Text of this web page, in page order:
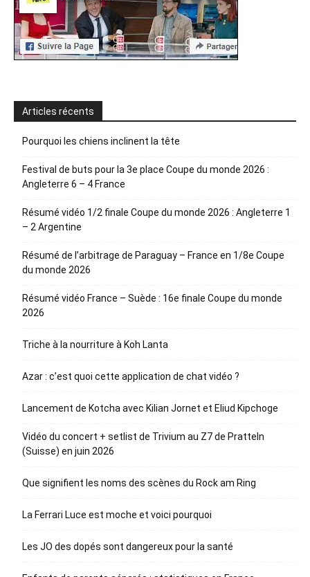
Articles récents
Pourquoi les chiens inclinent la tête
Festival de buts pour la 3e place Coupe du monde 2026 :
Angleterre 6 – 4 France
Résumé vidéo 1/2 finale Coupe du monde 2026 : Angleterre 1
– 2 Argentine
Résumé de l’arbitrage de Paraguay – France en 1/8e Coupe
du monde 2026
Résumé vidéo France – Suède : 16e finale Coupe du monde
2026
Triche à la nourriture à Koh Lanta
Azar : c’est quoi cette application de chat vidéo ?
Lancement de Kotcha avec Kilian Jornet et Eliud Kipchoge
Vidéo du concert + setlist de Trivium au Z7 de Pratteln
(Suisse) en juin 2026
Que signifient les noms des scènes du Rock am Ring
La Ferrari Luce est moche et voici pourquoi
Les JO des dopés sont dangereux pour la santé